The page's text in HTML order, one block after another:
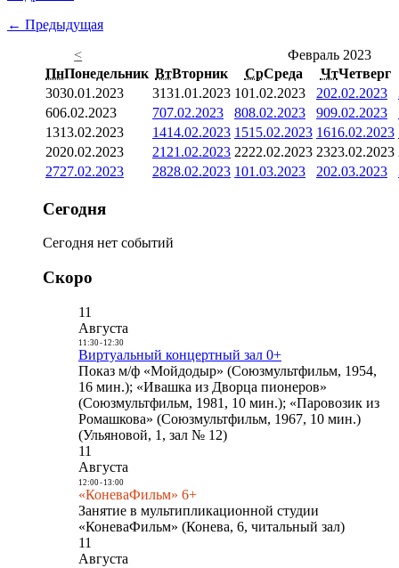
← Предыдущая
<
Февраль 2023
ПнПонедельник ВтВторник СрСреда ЧтЧетверг
3030.01.2023 3131.01.2023 101.02.2023 202.02.2023
606.02.2023 707.02.2023 808.02.2023 909.02.2023
1313.02.2023 1414.02.2023 1515.02.2023 1616.02.2023
2020.02.2023 21 21.02.2023 2222.02.2023 2323.02.2023
2727.02.2023 2828.02.2023 101.03.2023 202.03.2023
Сегодня
Сегодня нет событий
Скоро
11
Августа
11:30- 12:30
Виртуальный концертный зал 0+
Показ м/ф «Мойдодыр» (Союзмультфильм, 1954,
16 мин.); «Ивашка из Дворца пионеров»
(Союзмультфильм, 1981, 10 мин.); «Паровозик из
Ромашкова» (Союзмультфильм, 1967, 10 мин.)
(Ульяновой, 1, зал № 12)
11
Августа
12:00- 13:00
«КоневаФильм» 6+
Занятие в мультипликационной студии
«КоневаФильм» (Конева, 6, читальный зал)
11
Августа